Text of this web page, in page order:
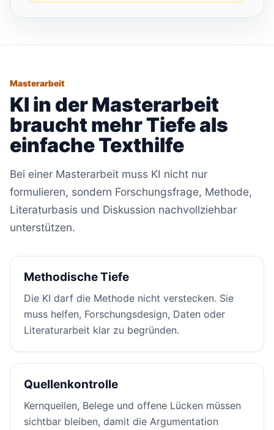
Masterarbeit
KI in der Masterarbeit
braucht mehr Tiefe als
einfache Texthilfe
Bei einer Masterarbeit muss KI nicht nur
formulieren, sondern Forschungsfrage, Methode,
Literaturbasis und Diskussion nachvollziehbar
unterstützen.
Methodische Tiefe
Die KI darf die Methode nicht verstecken. Sie
muss helfen, Forschungsdesign, Daten oder
Literaturarbeit klar zu begründen.
Quellenkontrolle
Kernquellen, Belege und offene Lücken müssen
sichtbar bleiben, damit die Argumentation